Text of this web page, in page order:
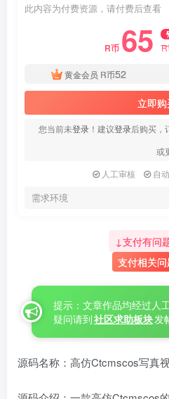
此内容为付费资源，请付费后查看
R币 65
黄金会员 R币52
立即
您当前未登录 ！建议登录后购买，
或
人工审核
自
需求环境
↓支付有问
支付相关
提示：文章作品均经过人
疑问请到社区求助板块发
源码名称：高仿Ctcmscos写真